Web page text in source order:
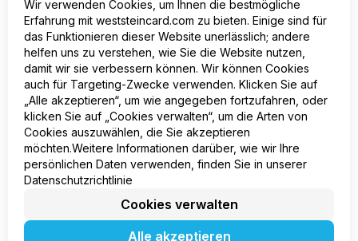
DE
Produkt
Unternehmen
Rechtliches
Wir verwenden Cookies, um Ihnen die bestmögliche
Erfahrung mit weststeincard.com zu bieten. Einige sind für
das Funktionieren dieser Website unerlässlich; andere
helfen uns zu verstehen, wie Sie die Website nutzen,
damit wir sie verbessern können. Wir können Cookies
auch für Targeting-Zwecke verwenden. Klicken Sie auf
„Alle akzeptieren“, um wie angegeben fortzufahren, oder
klicken Sie auf „Cookies verwalten“, um die Arten von
Cookies auszuwählen, die Sie akzeptieren
möchten.Weitere Informationen darüber, wie wir Ihre
persönlichen Daten verwenden, finden Sie in unserer
Datenschutzrichtlinie
Cookies verwalten
Alle akzeptieren